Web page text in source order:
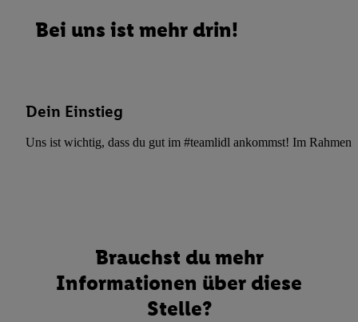
Bei uns ist mehr drin!
Dein Einstieg
Uns ist wichtig, dass du gut im #teamlidl ankommst! Im Rahmen
Brauchst du mehr
Informationen über diese
Stelle?